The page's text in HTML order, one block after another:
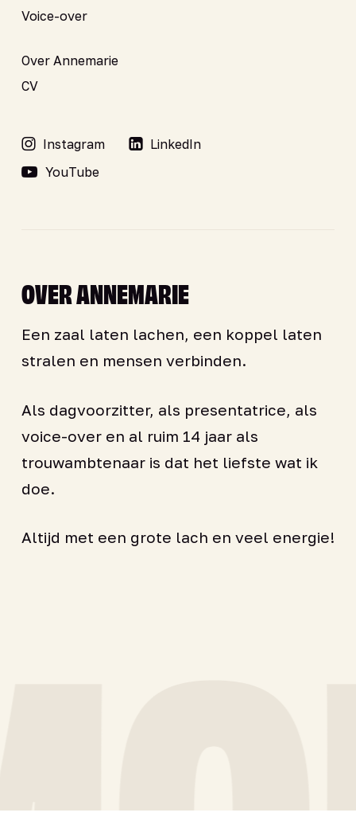
Voice-over
Over Annemarie
CV
Instagram
LinkedIn
YouTube
OVER ANNEMARIE
Een zaal laten lachen, een koppel laten
stralen en mensen verbinden.
Als dagvoorzitter, als presentatrice, als
voice-over en al ruim 14 jaar als
trouwambtenaar is dat het liefste wat ik
doe.
Altijd met een grote lach en veel energie!